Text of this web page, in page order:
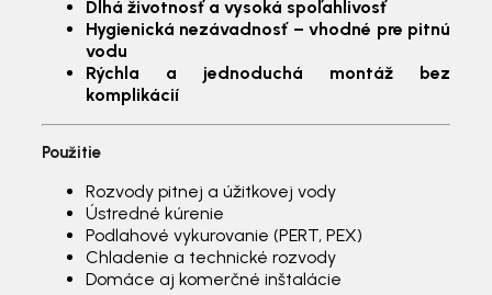
Dlhá životnosť a vysoká spoľahlivosť
Hygienická nezávadnosť – vhodné pre pitnú
vodu
Rýchla a jednoduchá montáž bez
komplikácií
Použitie
Rozvody pitnej a úžitkovej vody
Ústredné kúrenie
Podlahové vykurovanie (PERT, PEX)
Chladenie a technické rozvody
Domáce aj komerčné inštalácie